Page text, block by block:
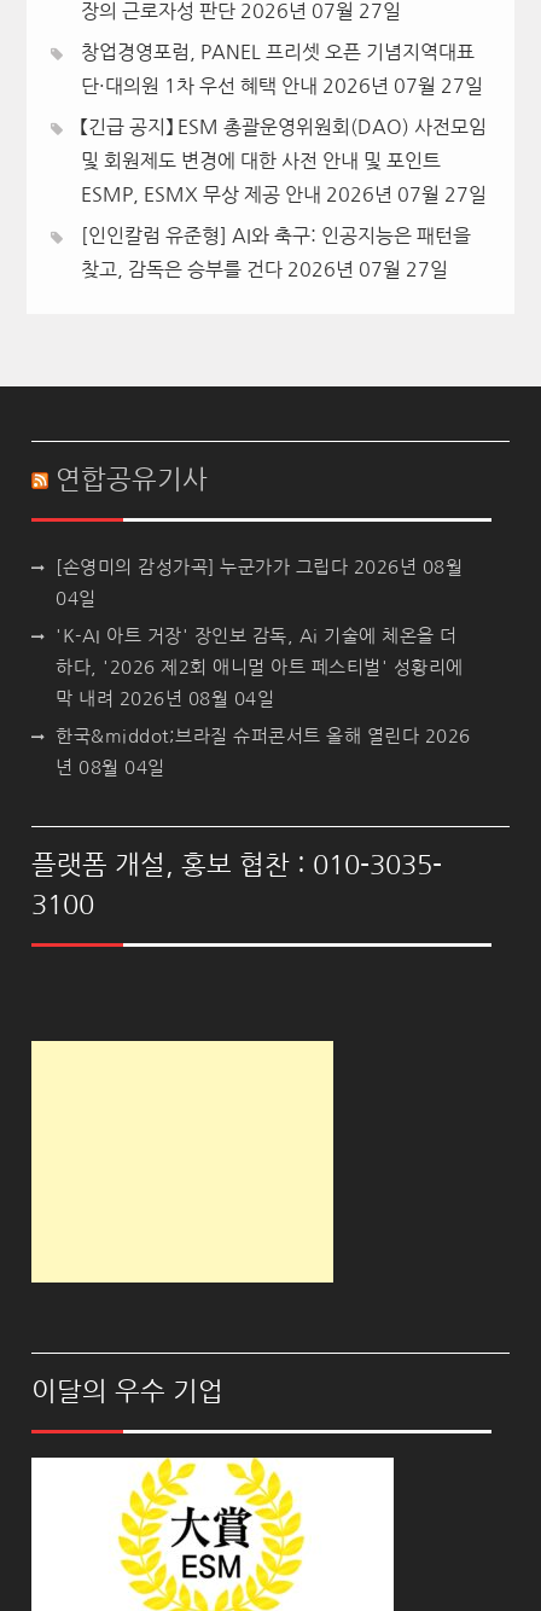
장의 근로자성 판단 2026년 07월 27일
창업경영포럼, PANEL 프리셋 오픈 기념지역대표
단·대의원 1차 우선 혜택 안내 2026년 07월 27일
【긴급 공지】 ESM 총괄운영위원회(DAO) 사전모임
및 회원제도 변경에 대한 사전 안내 및 포인트
ESMP, ESMX 무상 제공 안내 2026년 07월 27일
[인인칼럼 유준형] AI와 축구: 인공지능은 패턴을
찾고, 감독은 승부를 건다 2026년 07월 27일
연합공유기사
[손영미의 감성가곡] 누군가가 그립다 2026년 08월
04일
'K-AI 아트 거장' 장인보 감독, Ai 기술에 체온을 더
하다, '2026 제2회 애니멀 아트 페스티벌' 성황리에
막 내려 2026년 08월 04일
한국&middot;브라질 슈퍼콘서트 올해 열린다 2026
년 08월 04일
플랫폼 개설, 홍보 협찬 : 010-3035-
3100
이달의 우수 기업